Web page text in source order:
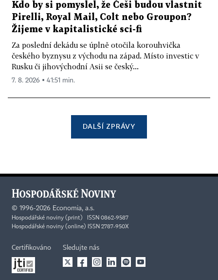
Kdo by si pomyslel, že Češi budou vlastnit
Pirelli, Royal Mail, Colt nebo Groupon?
Žijeme v kapitalistické sci-fi
Za poslední dekádu se úplně otočila korouhvička
českého byznysu z východu na západ. Místo investic v
Rusku či jihovýchodní Asii se český...
7. 8. 2026 ▪ 41:51 min.
DALŠÍ ZPRÁVY
© 1996-2026 Economia, a.s.
Hospodářské noviny (print) ISSN 0862-9587
Hospodářské noviny (online) ISSN 2787-950X
Certifikováno Sledujte nás